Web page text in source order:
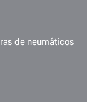
de neumáticos